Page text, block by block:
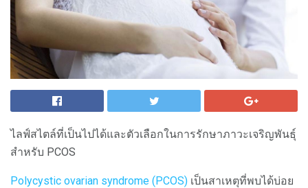
ไลฟ์สไตล์ที่เป็นไปได้และตัวเลือกในการรักษาภาวะเจริญพันธุ์
สำหรับ PCOS
Polycystic ovarian syndrome (PCOS) เป็นสาเหตุที่พบได้บ่อย